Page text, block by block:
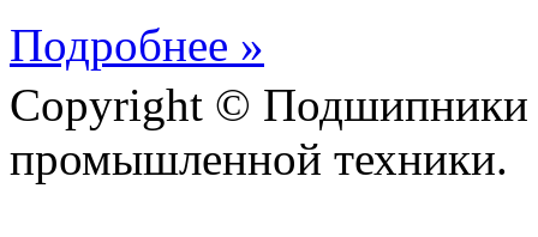
Подробнее »
Copyright © Подшипники
промышленной техники.